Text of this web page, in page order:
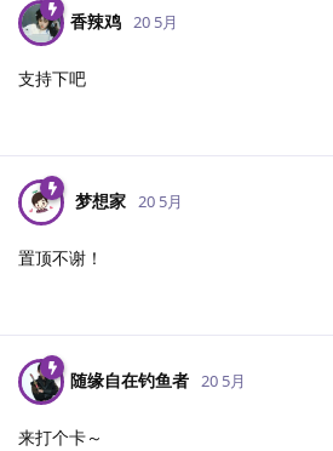
香辣鸡 20 5月
支持下吧
梦想家 20 5月
置顶不谢！
随缘自在钓鱼者 20 5月
来打个卡～